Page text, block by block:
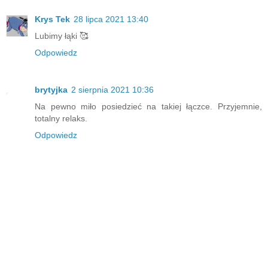
Krys Tek 28 lipca 2021 13:40
Lubimy łąki 🥰
Odpowiedz
brytyjka 2 sierpnia 2021 10:36
Na pewno miło posiedzieć na takiej łączce. Przyjemnie,
totalny relaks.
Odpowiedz